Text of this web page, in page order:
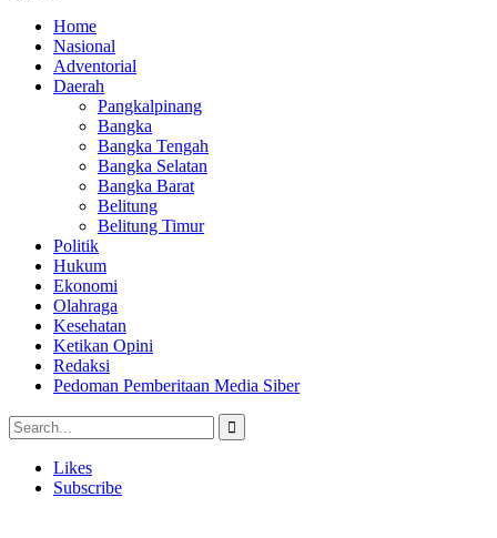
Home
Nasional
Adventorial
Daerah
Pangkalpinang
Bangka
Bangka Tengah
Bangka Selatan
Bangka Barat
Belitung
Belitung Timur
Politik
Hukum
Ekonomi
Olahraga
Kesehatan
Ketikan Opini
Redaksi
Pedoman Pemberitaan Media Siber
Likes
Subscribe